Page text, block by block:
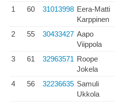
1 60 31013998 Eera-Matti
Karppinen
2 55 30433427 Aapo
Viippola
3 61 32963571 Roope
Jokela
4 56 32236635 Samuli
Ukkola